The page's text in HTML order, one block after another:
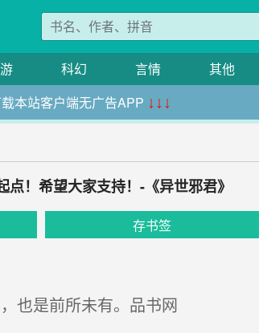
科幻 言情 其他
本站客户端无广告APP ↓↓↓
！希望大家支持！-《异世邪君》
存书签
也是前所未有。品书网